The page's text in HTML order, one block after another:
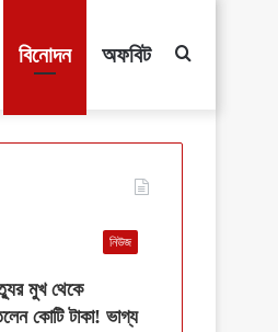
বিনোদন অফবিট
নিউজ
মুখ থেকে
কোটি টাকা! ভাগ্য